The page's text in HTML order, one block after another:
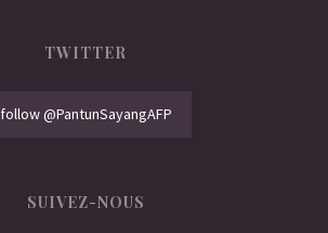
TWITTER
follow @PantunSayangAFP
SUIVEZ-NOUS